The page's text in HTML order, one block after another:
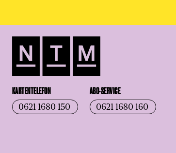
KARTENTELEFON
0621 1680 150
ABO-SERVICE
0621 1680 160